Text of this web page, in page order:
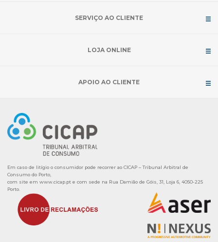
SERVIÇO AO CLIENTE
LOJA ONLINE
APOIO AO CLIENTE
Em caso de litígio o consumidor pode recorrer ao CICAP – Tribunal Arbitral de
Consumo do Porto,
com site em www.cicap.pt e com sede na Rua Damião de Góis, 31, Loja 6, 4050-225
Porto.